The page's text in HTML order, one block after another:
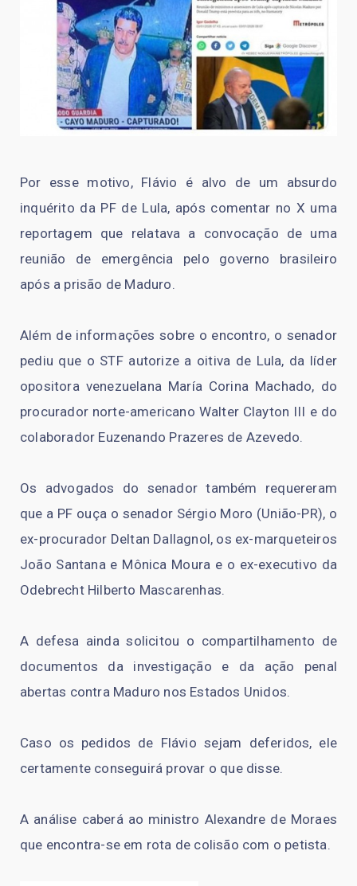
Por esse motivo, Flávio é alvo de um absurdo
inquérito da PF de Lula, após comentar no X uma
reportagem que relatava a convocação de uma
reunião de emergência pelo governo brasileiro
após a prisão de Maduro.
Além de informações sobre o encontro, o senador
pediu que o STF autorize a oitiva de Lula, da líder
opositora venezuelana María Corina Machado, do
procurador norte-americano Walter Clayton III e do
colaborador Euzenando Prazeres de Azevedo.
Os advogados do senador também requereram
que a PF ouça o senador Sérgio Moro (União-PR), o
ex-procurador Deltan Dallagnol, os ex-marqueteiros
João Santana e Mônica Moura e o ex-executivo da
Odebrecht Hilberto Mascarenhas.
A defesa ainda solicitou o compartilhamento de
documentos da investigação e da ação penal
abertas contra Maduro nos Estados Unidos.
Caso os pedidos de Flávio sejam deferidos, ele
certamente conseguirá provar o que disse.
A análise caberá ao ministro Alexandre de Moraes
que encontra-se em rota de colisão com o petista.